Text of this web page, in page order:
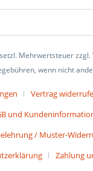
Mehrwertsteuer zzgl.
wenn nicht
Vertrag
und
/ Muster-
Zahlung